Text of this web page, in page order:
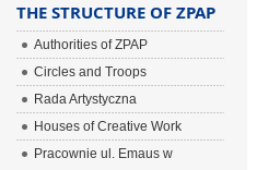
THE STRUCTURE OF ZPAP
Authorities of ZPAP
Circles and Troops
Rada Artystyczna
Houses of Creative Work
Pracownie ul. Emaus w